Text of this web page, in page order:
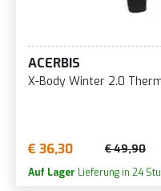
ACERBIS
X-Body Winter 2.0
€ 36,30 € 49,90
Auf Lager Lieferung in 24